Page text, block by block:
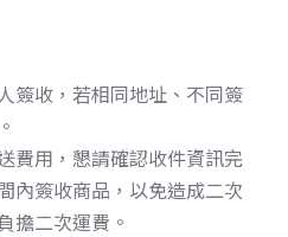
簽收，若相同地址、不同簽
費用，懇請確認收件資訊完
內簽收商品，以免造成二次
擔二次運費。